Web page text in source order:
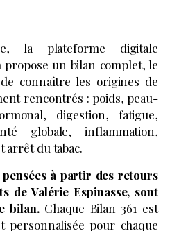
la plateforme digitale
propose un bilan complet, le
connaître les origines de
rencontrés : poids, peau-
digestion, fatigue,
globale, inflammation,
arrêt du tabac.
à partir des retours
de Valérie Espinasse, sont
bilan.Chaque Bilan 361 est
personnalisée pour chaque